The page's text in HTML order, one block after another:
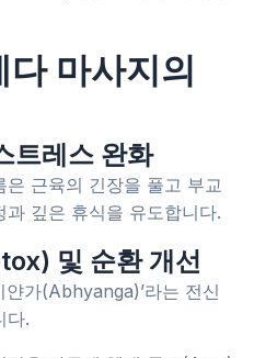
마사지의
트레스 완화
근육의 긴장을 풀고 부교
깊은 휴식을 유도합니다.
및 순환 개선
얀가(Abhyanga)’라는 전신
다.